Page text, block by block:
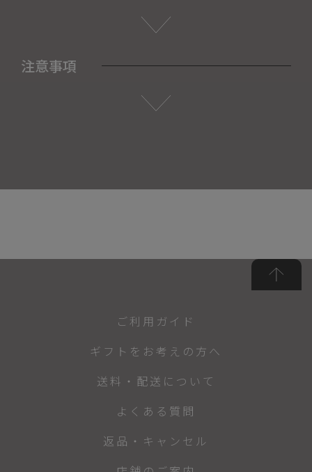
注意事項
ご利用ガイド
ギフトをお考えの方へ
送料・配送について
よくある質問
返品・キャンセル